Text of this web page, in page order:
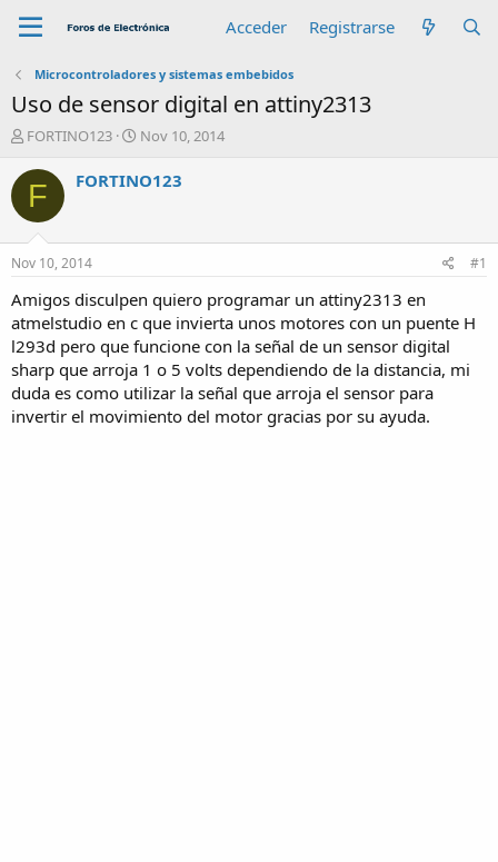
Acceder Registrarse
Microcontroladores y sistemas embebidos
Uso de sensor digital en attiny2313
A
t
o
r
FORTINO123
F
c
n
c
i
o
Nov 10, 2014
F FORTINO123
Nov 10, 2014 #1
Amigos disculpen quiero programar un attiny2313 en
atmelstudio en c que invierta unos motores con un puente H
l293d pero que funcione con la señal de un sensor digital
sharp que arroja 1 o 5 volts dependiendo de la distancia, mi
duda es como utilizar la señal que arroja el sensor para
invertir el movimiento del motor gracias por su ayuda.